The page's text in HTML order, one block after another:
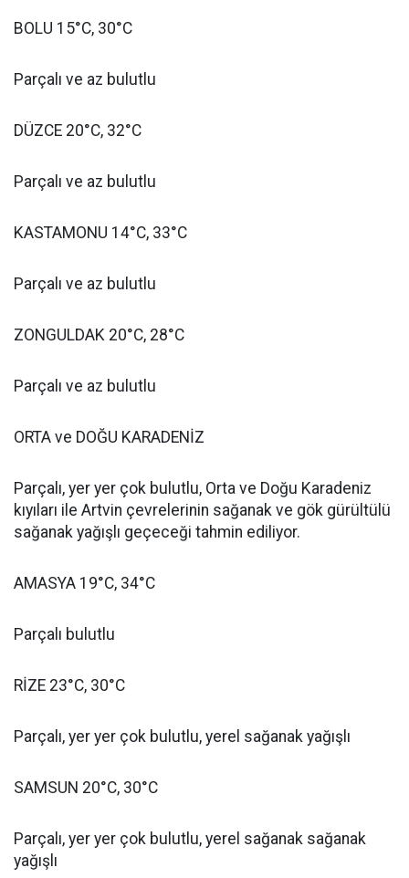
BOLU 15°C, 30°C
Parçalı ve az bulutlu
DÜZCE 20°C, 32°C
Parçalı ve az bulutlu
KASTAMONU 14°C, 33°C
Parçalı ve az bulutlu
ZONGULDAK 20°C, 28°C
Parçalı ve az bulutlu
ORTA ve DOĞU KARADENİZ
Parçalı, yer yer çok bulutlu, Orta ve Doğu Karadeniz
kıyıları ile Artvin çevrelerinin sağanak ve gök gürültülü
sağanak yağışlı geçeceği tahmin ediliyor.
AMASYA 19°C, 34°C
Parçalı bulutlu
RİZE 23°C, 30°C
Parçalı, yer yer çok bulutlu, yerel sağanak yağışlı
SAMSUN 20°C, 30°C
Parçalı, yer yer çok bulutlu, yerel sağanak sağanak
yağışlı